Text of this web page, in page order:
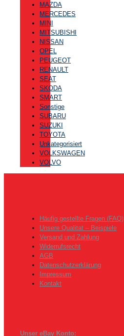
MAZDA
MERCEDES
MINI
MITSUBISHI
NISSAN
OPEL
PEUGEOT
RENAULT
SEAT
SKODA
SMART
Sonstige
SUBARU
SUZUKI
TOYOTA
Unkategorisiert
VOLKSWAGEN
VOLVO
Häufig gestellte Fragen (FAQ)
Unsere Qualitat – Beispiele
Versand und Zahlung
Widerrufsrecht
AGB
Datenschutzerklärung
Impressum
Kontakt
Unser eBay Konto: